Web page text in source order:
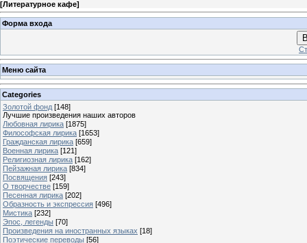
[Литературное кафе]
Форма входа
Меню сайта
Categories
Золотой фонд [148]
Лучшие произведения наших авторов
Любовная лирика [1875]
Философская лирика [1653]
Гражданская лирика [659]
Военная лирика [121]
Религиозная лирика [162]
Пейзажная лирика [834]
Посвящения [243]
О творчестве [159]
Песенная лирика [202]
Образность и экспрессия [496]
Мистика [232]
Эпос, легенды [70]
Произведения на иностранных языках [18]
Поэтические переводы [56]